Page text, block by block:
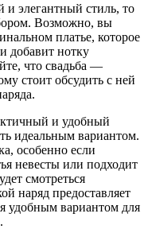
и элегантный стиль, то
Возможно, вы
платье, которое
добавит нотку
что свадьба —
стоит обсудить с ней
и удобный
идеальным вариантом.
особенно если
невесты или подходит
смотреться
наряд предоставляет
удобным вариантом для